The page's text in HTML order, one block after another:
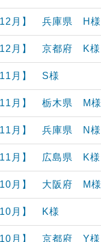
12月】 兵庫県 H様
12月】 京都府 K様
11月】 S様
11月】 栃木県 M様
11月】 兵庫県 N様
11月】 広島県 K様
10月】 大阪府 M様
10月】 K様
10月】 京都府 Y様